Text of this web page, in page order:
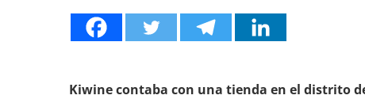
Kiwine contaba con una tienda en el distrito